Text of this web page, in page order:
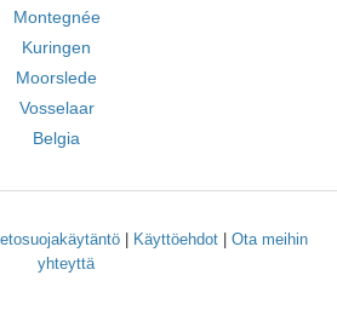
Montegnée
Kuringen
Moorslede
Vosselaar
Belgia
| Käyttöehdot| Ota meihin
yhteyttä